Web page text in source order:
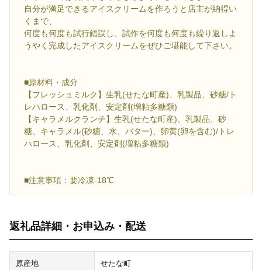
自分が満足できるアイスクリームを作ろうと店主が納得い
くまで、
何度も何度も試行錯誤し、試作を何度も何度も繰り返しよ
うやく完成したアイスクリームをぜひご堪能して下さい。
■原材料・成分
【フレッシュミルク】生乳(せたな町産)、乳製品、砂糖/ト
レハロース、乳化剤、安定剤(増粘多糖類)
【キャラメルクランチ】生乳(せたな町産)、乳製品、砂
糖、キャラメル(砂糖、水、バター)、卵黄(卵を含む)/トレ
ハロース、乳化剤、安定剤(増粘多糖類)
■注意事項：要冷凍-18℃
返礼品詳細・お申込み・配送
原産地 せたな町